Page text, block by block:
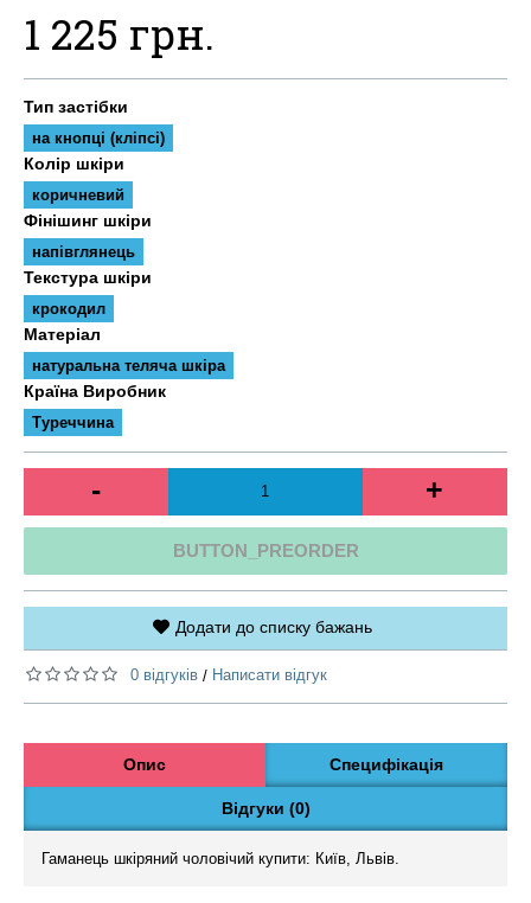
1 225 грн.
Тип застібки
на кнопці (кліпсі)
Колір шкіри
коричневий
Фінішинг шкіри
напівглянець
Текстура шкіри
крокодил
Матеріал
натуральна теляча шкіра
Країна Виробник
Туреччина
- +
BUTTON_PREORDER
Додати до списку бажань
0 відгуків / Написати відгук
Опис Специфікація
Відгуки (0)
Гаманець шкіряний чоловічий купити: Київ, Львів.